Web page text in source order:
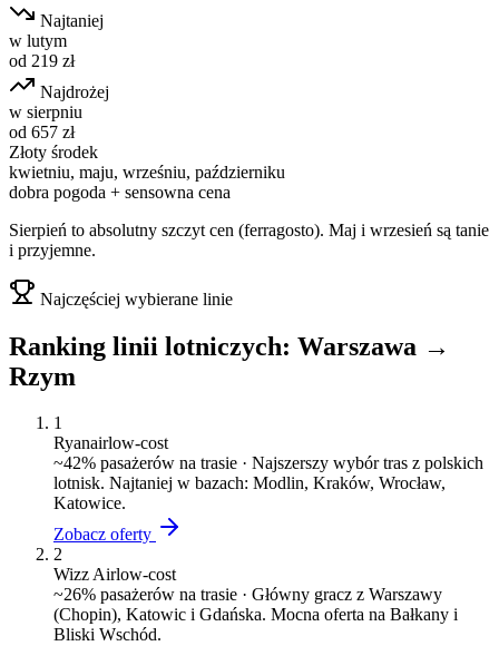
Najtaniej
w lutym
od 219 zł
Najdrożej
w sierpniu
od 657 zł
Złoty środek
kwietniu, maju, wrześniu, październiku
dobra pogoda + sensowna cena
Sierpień to absolutny szczyt cen (ferragosto). Maj i wrzesień są tanie
i przyjemne.
Najczęściej wybierane linie
Ranking linii lotniczych: Warszawa →
Rzym
1
Ryanairlow-cost
~42% pasażerów na trasie · Najszerszy wybór tras z polskich
lotnisk. Najtaniej w bazach: Modlin, Kraków, Wrocław,
Katowice.
Zobacz oferty
2
Wizz Airlow-cost
~26% pasażerów na trasie · Główny gracz z Warszawy
(Chopin), Katowic i Gdańska. Mocna oferta na Bałkany i
Bliski Wschód.